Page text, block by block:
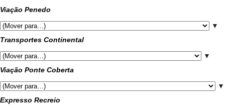
Viação Penedo
▼
Transportes Continental
▼
Viação Ponte Coberta
▼
Expresso Recreio